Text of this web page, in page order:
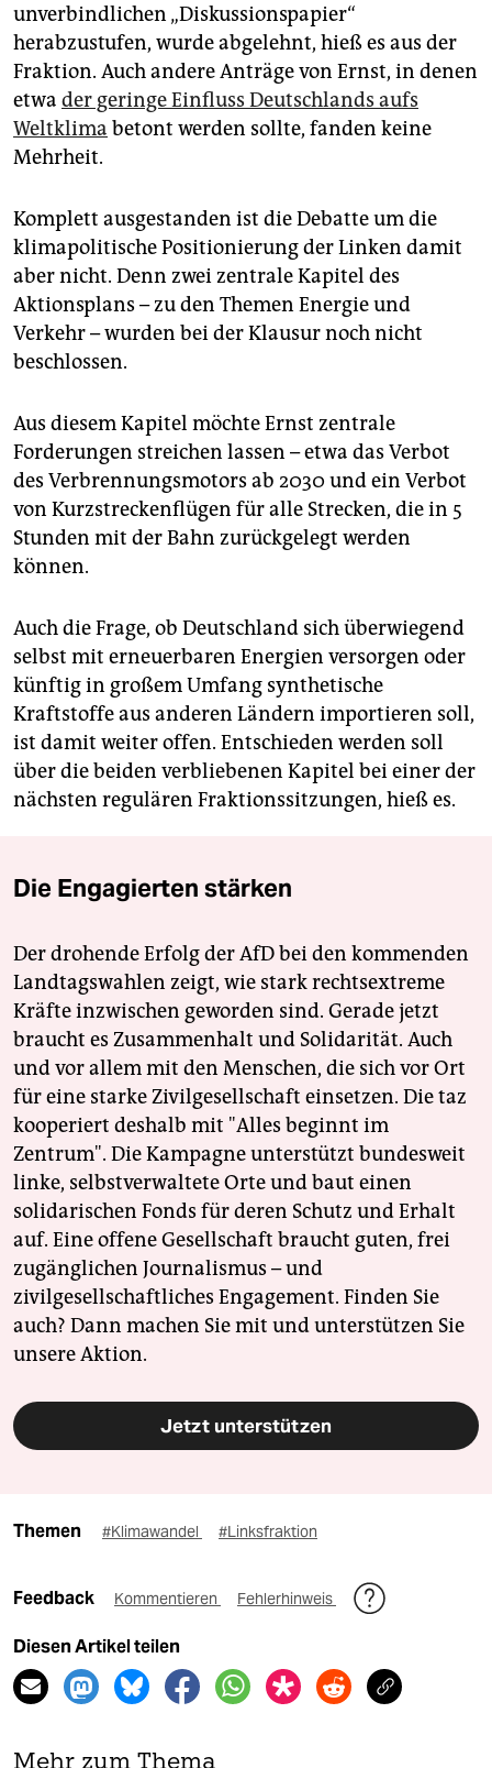
unverbindlichen „Diskussionspapier“
herabzustufen, wurde abgelehnt, hieß es aus der
Fraktion. Auch andere Anträge von Ernst, in denen
etwa der geringe Einfluss Deutschlands aufs
Weltklima betont werden sollte, fanden keine
Mehrheit.
Komplett ausgestanden ist die Debatte um die
klimapolitische Positionierung der Linken damit
aber nicht. Denn zwei zentrale Kapitel des
Aktionsplans – zu den Themen Energie und
Verkehr – wurden bei der Klausur noch nicht
beschlossen.
Aus diesem Kapitel möchte Ernst zentrale
Forderungen streichen lassen – etwa das Verbot
des Verbrennungsmotors ab 2030 und ein Verbot
von Kurzstreckenflügen für alle Strecken, die in 5
Stunden mit der Bahn zurückgelegt werden
können.
Auch die Frage, ob Deutschland sich überwiegend
selbst mit erneuerbaren Energien versorgen oder
künftig in großem Umfang synthetische
Kraftstoffe aus anderen Ländern importieren soll,
ist damit weiter offen. Entschieden werden soll
über die beiden verbliebenen Kapitel bei einer der
nächsten regulären Fraktionssitzungen, hieß es.
Die Engagierten stärken
Der drohende Erfolg der AfD bei den kommenden
Landtagswahlen zeigt, wie stark rechtsextreme
Kräfte inzwischen geworden sind. Gerade jetzt
braucht es Zusammenhalt und Solidarität. Auch
und vor allem mit den Menschen, die sich vor Ort
für eine starke Zivilgesellschaft einsetzen. Die taz
kooperiert deshalb mit "Alles beginnt im
Zentrum". Die Kampagne unterstützt bundesweit
linke, selbstverwaltete Orte und baut einen
solidarischen Fonds für deren Schutz und Erhalt
auf. Eine offene Gesellschaft braucht guten, frei
zugänglichen Journalismus – und
zivilgesellschaftliches Engagement. Finden Sie
auch? Dann machen Sie mit und unterstützen Sie
unsere Aktion.
Jetzt unterstützen
Themen #Klimawandel #Linksfraktion
Feedback Kommentieren Fehlerhinweis
Diesen Artikel teilen
Mehr zum Thema